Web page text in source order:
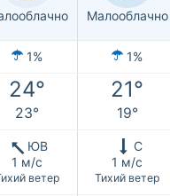
Малооблачно
1% 1%
24° 21°
23° 19°
ЮВ
1 м/с
ветер
С
1 м/с
Тихий ветер